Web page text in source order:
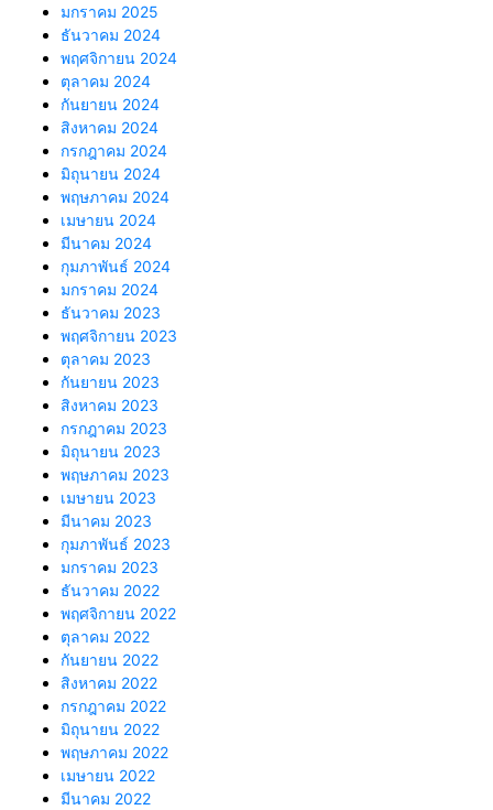
มกราคม 2025
ธันวาคม 2024
พฤศจิกายน 2024
ตุลาคม 2024
กันยายน 2024
สิงหาคม 2024
กรกฎาคม 2024
มิถุนายน 2024
พฤษภาคม 2024
เมษายน 2024
มีนาคม 2024
กุมภาพันธ์ 2024
มกราคม 2024
ธันวาคม 2023
พฤศจิกายน 2023
ตุลาคม 2023
กันยายน 2023
สิงหาคม 2023
กรกฎาคม 2023
มิถุนายน 2023
พฤษภาคม 2023
เมษายน 2023
มีนาคม 2023
กุมภาพันธ์ 2023
มกราคม 2023
ธันวาคม 2022
พฤศจิกายน 2022
ตุลาคม 2022
กันยายน 2022
สิงหาคม 2022
กรกฎาคม 2022
มิถุนายน 2022
พฤษภาคม 2022
เมษายน 2022
มีนาคม 2022